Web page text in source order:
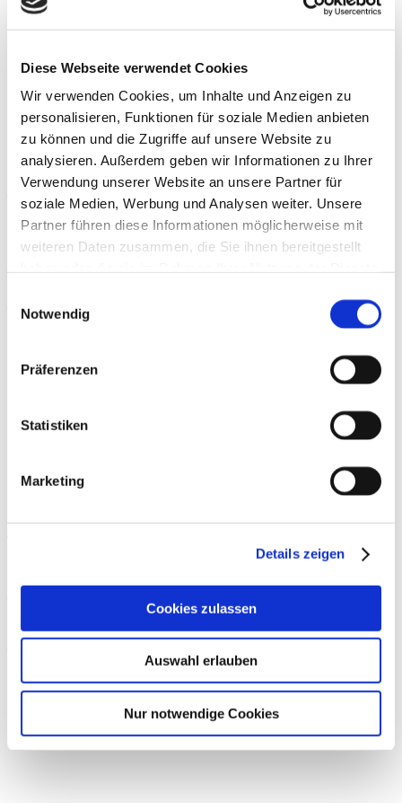
Diese Webseite verwendet Cookies
Wir verwenden Cookies, um Inhalte und Anzeigen zu
personalisieren, Funktionen für soziale Medien anbieten
zu können und die Zugriffe auf unsere Website zu
analysieren. Außerdem geben wir Informationen zu Ihrer
Verwendung unserer Website an unsere Partner für
soziale Medien, Werbung und Analysen weiter. Unsere
Partner führen diese Informationen möglicherweise mit
weiteren Daten zusammen, die Sie ihnen bereitgestellt
Notwendig
Präferenzen
Statistiken
Marketing
Details zeigen
Cookies zulassen
Auswahl erlauben
Nur notwendige Cookies
Pneumothorax
Ein Pneumothorax (Lungenkollaps) tritt bei Profisportlern selten auf,
ist jedoch potenziell karrieregefährdend. Die unmittelbare
Herausforderung für das betreuende medizinische Team liegt in der
raschen Diagnosestellung
Muskelverletzung
UEFA-Teams berichten für Muskelverletzungen eine Inzidenzrate
Muskulatur (37 %), gefolgt von
Weiterlesen »